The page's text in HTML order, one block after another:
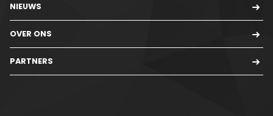
NIEUWS
OVER ONS
PARTNERS